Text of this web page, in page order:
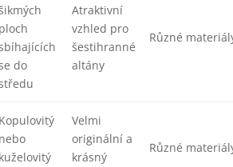
ploch
do
Atraktivní
vzhled pro
šestihranné
altány
Různé
Kopulovitý
nebo
kuželovitý
Velmi
originální a
krásný
Různé